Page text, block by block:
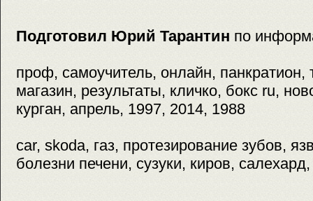
Подготовил Юрий Тарантин по
проф, самоучитель, онлайн, панкратион,
магазин, результаты, кличко, бокс ru,
курган, апрель, 1997, 2014, 1988
car, skoda, газ, протезирование зубов,
болезни печени, сузуки, киров,